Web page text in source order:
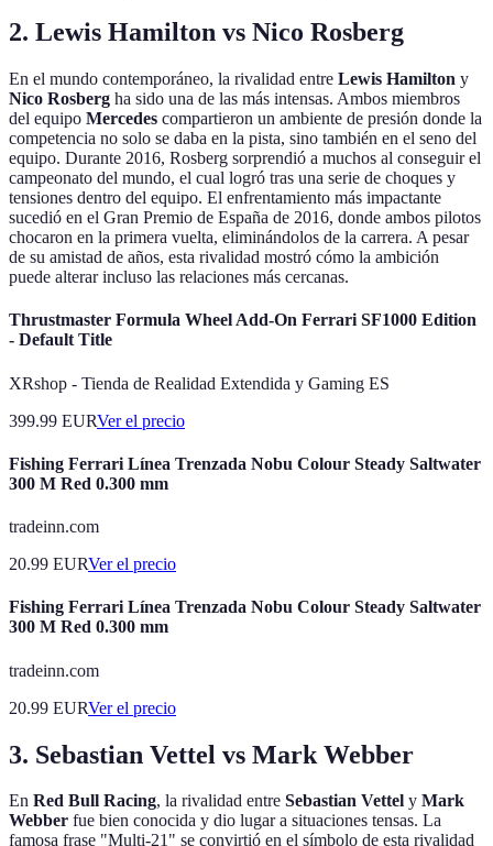
2. Lewis Hamilton vs Nico Rosberg
En el mundo contemporáneo, la rivalidad entre Lewis Hamilton y
Nico Rosberg ha sido una de las más intensas. Ambos miembros
del equipo Mercedes compartieron un ambiente de presión donde la
competencia no solo se daba en la pista, sino también en el seno del
equipo. Durante 2016, Rosberg sorprendió a muchos al conseguir el
campeonato del mundo, el cual logró tras una serie de choques y
tensiones dentro del equipo. El enfrentamiento más impactante
sucedió en el Gran Premio de España de 2016, donde ambos pilotos
chocaron en la primera vuelta, eliminándolos de la carrera. A pesar
de su amistad de años, esta rivalidad mostró cómo la ambición
puede alterar incluso las relaciones más cercanas.
Thrustmaster Formula Wheel Add-On Ferrari SF1000 Edition
- Default Title
XRshop - Tienda de Realidad Extendida y Gaming ES
399.99 EURVer el precio
Fishing Ferrari Línea Trenzada Nobu Colour Steady Saltwater
300 M Red 0.300 mm
tradeinn.com
20.99 EURVer el precio
Fishing Ferrari Línea Trenzada Nobu Colour Steady Saltwater
300 M Red 0.300 mm
tradeinn.com
20.99 EURVer el precio
3. Sebastian Vettel vs Mark Webber
En Red Bull Racing, la rivalidad entre Sebastian Vettel y Mark
Webber fue bien conocida y dio lugar a situaciones tensas. La
famosa frase "Multi-21" se convirtió en el símbolo de esta rivalidad